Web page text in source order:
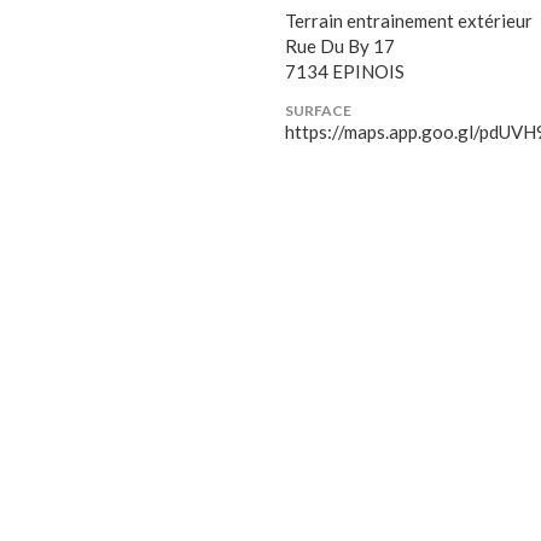
Terrain entrainement extérieur
Rue Du By 17
7134 EPINOIS
SURFACE
https://maps.app.goo.gl/